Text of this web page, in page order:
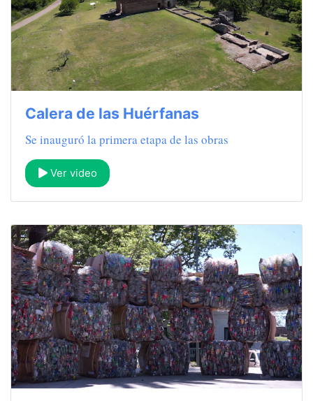
Calera de las Huérfanas
Se inauguró la primera etapa de las obras
Ver video